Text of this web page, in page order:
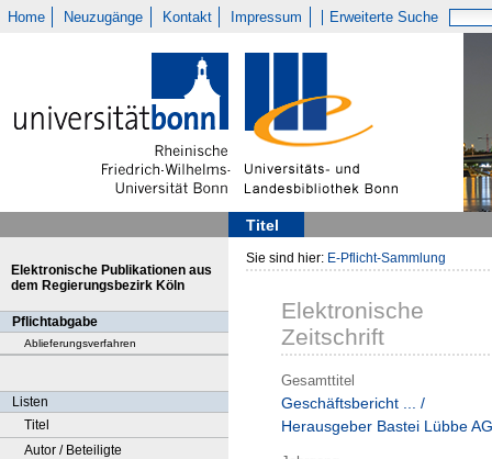
Home Neuzugänge Kontakt Impressum Erweiterte Suche
Titel
Elektronische Publikationen aus
dem Regierungsbezirk Köln
Pflichtabgabe
Ablieferungsverfahren
Listen
Titel
Autor / Beteiligte
Sie sind hier: E-Pflicht-Sammlung
Elektronische
Zeitschrift
Gesamttitel
Geschäftsbericht ... /
Herausgeber Bastei Lübbe AG